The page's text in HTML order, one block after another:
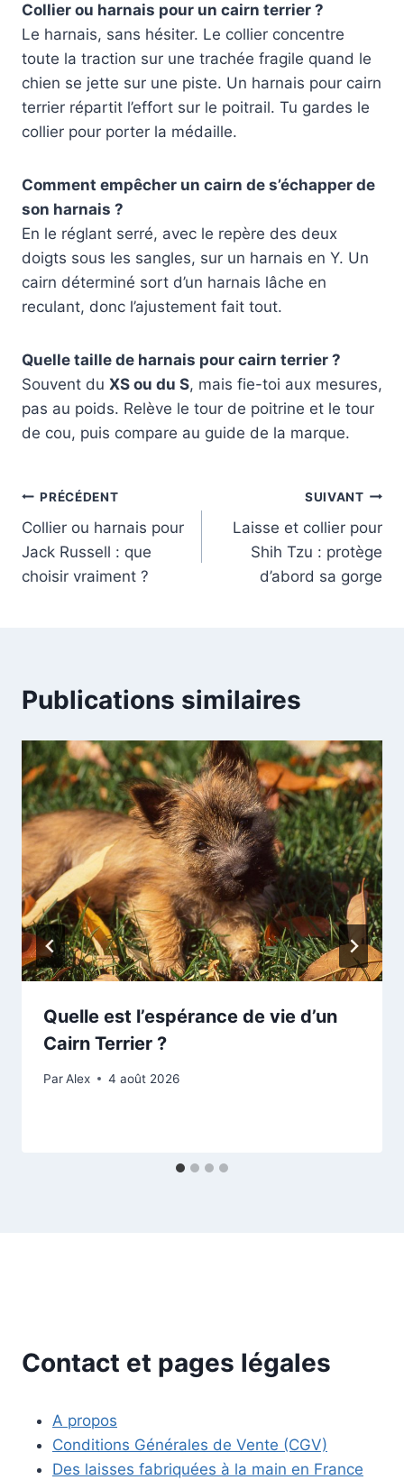
Collier ou harnais pour un cairn terrier ?
Le harnais, sans hésiter. Le collier concentre
toute la traction sur une trachée fragile quand le
chien se jette sur une piste. Un harnais pour cairn
terrier répartit l’effort sur le poitrail. Tu gardes le
collier pour porter la médaille.
Comment empêcher un cairn de s’échapper de
son harnais ?
En le réglant serré, avec le repère des deux
doigts sous les sangles, sur un harnais en Y. Un
cairn déterminé sort d’un harnais lâche en
reculant, donc l’ajustement fait tout.
Quelle taille de harnais pour cairn terrier ?
Souvent du XS ou du S, mais fie-toi aux mesures,
pas au poids. Relève le tour de poitrine et le tour
de cou, puis compare au guide de la marque.
Navigation
de
l’article
PRÉCÉDENT
Collier ou harnais pour
Jack Russell : que
choisir vraiment ?
SUIVANT
Laisse et collier pour
Shih Tzu : protège
d’abord sa gorge
Publications similaires
Quelle est l’espérance de vie d’un
Cairn Terrier ?
ParAlex 4 août 2026
Contact et pages légales
A propos
Conditions Générales de Vente (CGV)
Des laisses fabriquées à la main en France